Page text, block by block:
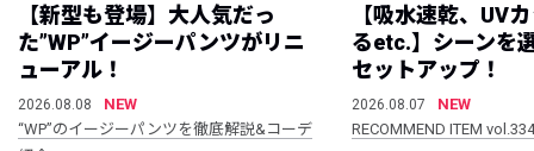
【新型も登場】大人気だっ
た”WP”イージーパンツがリニ
ューアル！
2026.08.08
NEW
“WP”のイージーパンツを徹底解説&コーデ
【吸水速乾、UV
るetc.】シーンを
セットアップ！
2026.08.07
NEW
RECOMMEND ITEM vol.334